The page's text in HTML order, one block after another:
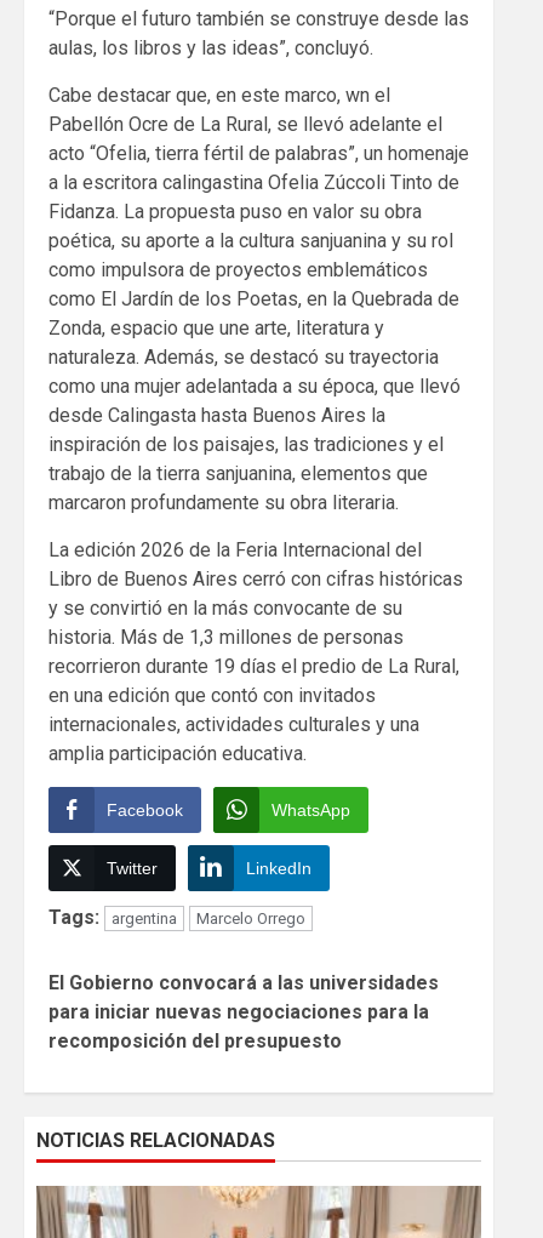
“Porque el futuro también se construye desde las
aulas, los libros y las ideas”, concluyó.
Cabe destacar que, en este marco, wn el
Pabellón Ocre de La Rural, se llevó adelante el
acto “Ofelia, tierra fértil de palabras”, un homenaje
a la escritora calingastina Ofelia Zúccoli Tinto de
Fidanza. La propuesta puso en valor su obra
poética, su aporte a la cultura sanjuanina y su rol
como impulsora de proyectos emblemáticos
como El Jardín de los Poetas, en la Quebrada de
Zonda, espacio que une arte, literatura y
naturaleza. Además, se destacó su trayectoria
como una mujer adelantada a su época, que llevó
desde Calingasta hasta Buenos Aires la
inspiración de los paisajes, las tradiciones y el
trabajo de la tierra sanjuanina, elementos que
marcaron profundamente su obra literaria.
La edición 2026 de la Feria Internacional del
Libro de Buenos Aires cerró con cifras históricas
y se convirtió en la más convocante de su
historia. Más de 1,3 millones de personas
recorrieron durante 19 días el predio de La Rural,
en una edición que contó con invitados
internacionales, actividades culturales y una
amplia participación educativa.
Facebook WhatsApp
Twitter LinkedIn
Tags: argentina Marcelo Orrego
Reading
El Gobierno convocará a las universidades
para iniciar nuevas negociaciones para la
recomposición del presupuesto
NOTICIAS RELACIONADAS